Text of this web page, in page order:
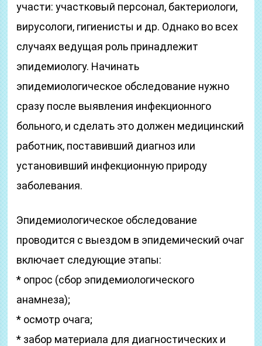
участи: участковый персонал, бактериологи,
вирусологи, гигиенисты и др. Однако во всех
случаях ведущая роль принадлежит
эпидемиологу. Начинать
эпидемиологическое обследование нужно
сразу после выявления инфекционного
больного, и сделать это должен медицинский
работник, поставивший диагноз или
установивший инфекционную природу
заболевания.
Эпидемиологическое обследование
проводится с выездом в эпидемический очаг
включает следующие этапы:
* опрос (сбор эпидемиологического
анамнеза);
* осмотр очага;
* забор материала для диагностических и